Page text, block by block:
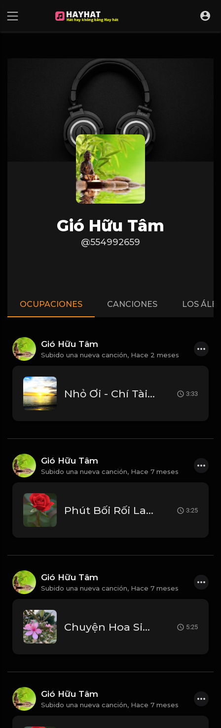
Gió Hữu Tâm
@554992659
OCUPACIONES CANCIONES LOS
Gió Hữu Tâm
Subido una nueva canción, Hace 2 meses
Nhỏ Ơi - Chí Tài Full Beat Tưởng Nhớ Danh Hài Chí Tài_1782008672743 3:33
Gió Hữu Tâm
Subido una nueva canción, Hace 7 meses
Phút Bối Rối Lam Trường_1768203785385 3:25
Gió Hữu Tâm
Subido una nueva canción, Hace 7 meses
Chuyện Hoa Sim - Đan Nguyên_1768202360495 5:25
Gió Hữu Tâm
Subido una nueva canción, Hace 7 meses